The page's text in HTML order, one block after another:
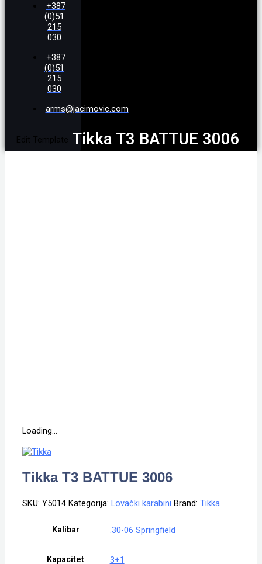
+387
(0)51
215
030
+387
(0)51
215
030
arms@jacimovic.com
Edit Template Tikka T3 BATTUE 3006
Loading...
Tikka T3 BATTUE 3006
SKU: Y5014 Kategorija: Lovački karabini Brand: Tikka
Kalibar .30-06 Springfield
Kapacitet 3+1